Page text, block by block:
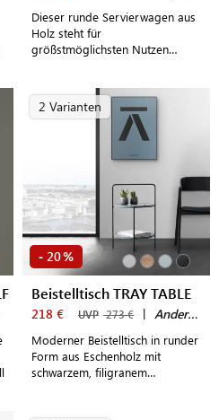
Dieser runde Servierwagen aus
Holz steht für
größstmöglichsten Nutzen
2 Varianten
- 20%
Beistelltisch TRAY TABLE
218 € UVP 273 € | Andersen Furniture
Moderner Beistelltisch in runder
Form aus Eschenholz mit
schwarzem, filigranem